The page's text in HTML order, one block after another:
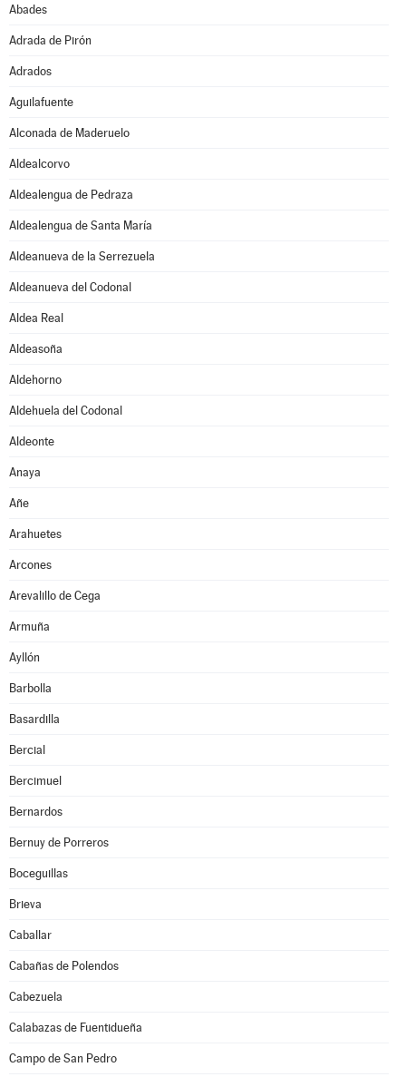
Abades
Adrada de Pirón
Adrados
Aguilafuente
Alconada de Maderuelo
Aldealcorvo
Aldealengua de Pedraza
Aldealengua de Santa María
Aldeanueva de la Serrezuela
Aldeanueva del Codonal
Aldea Real
Aldeasoña
Aldehorno
Aldehuela del Codonal
Aldeonte
Anaya
Añe
Arahuetes
Arcones
Arevalillo de Cega
Armuña
Ayllón
Barbolla
Basardilla
Bercial
Bercimuel
Bernardos
Bernuy de Porreros
Boceguillas
Brieva
Caballar
Cabañas de Polendos
Cabezuela
Calabazas de Fuentidueña
Campo de San Pedro